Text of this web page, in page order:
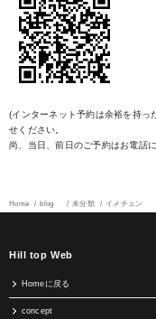
(インターネット予約は余裕を持っ
せください。
尚、当日、前日のご予約はお電話
Home blog 未分類 イメチェン
Hill top Web
Homeに戻る
concept